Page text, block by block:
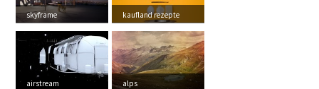
skyframe kaufland rezepte
airstream alps